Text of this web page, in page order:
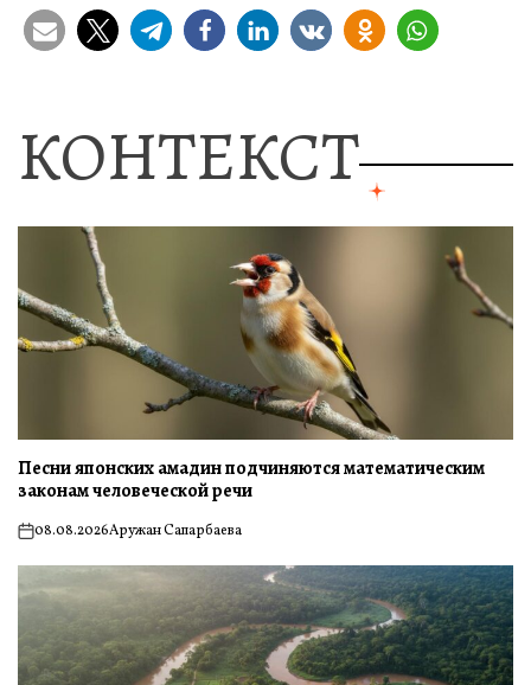
КОНТЕКСТ
Песни японских амадин подчиняются математическим
законам человеческой речи
on08.08.2026Аружан Сапарбаева